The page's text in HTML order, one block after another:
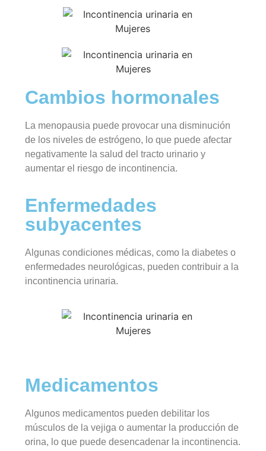
Cambios hormonales
La menopausia puede provocar una disminución
de los niveles de estrógeno, lo que puede afectar
negativamente la salud del tracto urinario y
aumentar el riesgo de incontinencia.
Enfermedades
subyacentes
Algunas condiciones médicas, como la diabetes o
enfermedades neurológicas, pueden contribuir a la
incontinencia urinaria.
Medicamentos
Algunos medicamentos pueden debilitar los
músculos de la vejiga o aumentar la producción de
orina, lo que puede desencadenar la incontinencia.